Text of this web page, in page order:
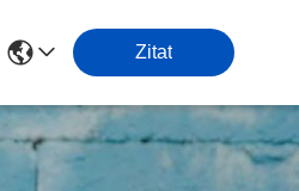
Zitat